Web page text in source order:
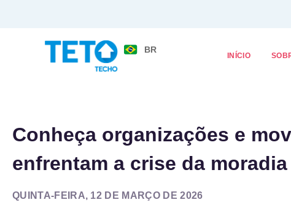
BR
INÍCIO
Conheça organizações e
enfrentam a crise da
QUINTA-FEIRA, 12 DE MARÇO DE 2026